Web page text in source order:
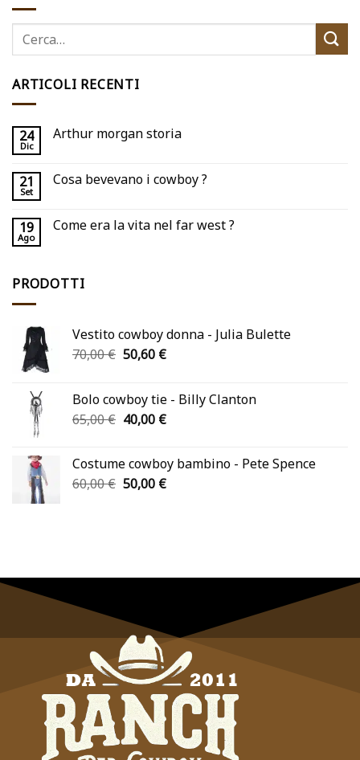
ARTICOLI RECENTI
24
Dic
Arthur morgan storia
21
Set
Cosa bevevano i cowboy ?
19
Ago
Come era la vita nel far west ?
PRODOTTI
Vestito cowboy donna - Julia Bulette
70,00€ Il
era:
70,00 €.
50,60 €Il
è:
50,60 €.
Bolo cowboy tie - Billy Clanton
65,00€ Il
era:
65,00 €.
40,00 €Il
è:
40,00 €.
Costume cowboy bambino - Pete Spence
60,00€ Il
50,00 €Il